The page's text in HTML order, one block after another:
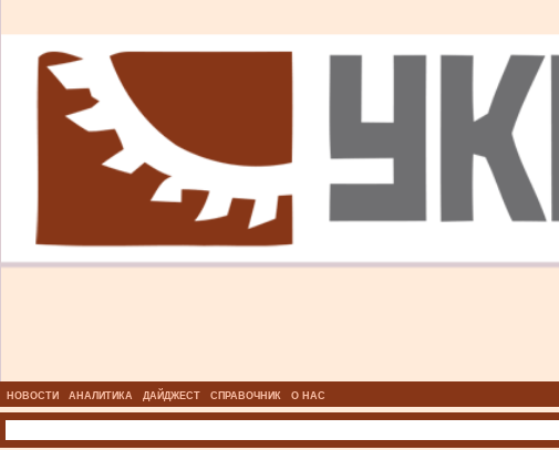
НОВОСТИ АНАЛИТИКА ДАЙДЖЕСТ СПРАВОЧНИК О НАС